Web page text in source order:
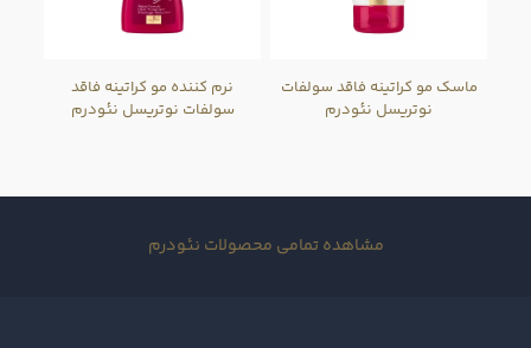
ماسک مو کراتینه فاقد سولفات
نوتریسل نئودرم
نرم کننده مو کراتینه فاقد
سولفات نوتریسل نئودرم
مشاهده تمامی محصولات نئودرم